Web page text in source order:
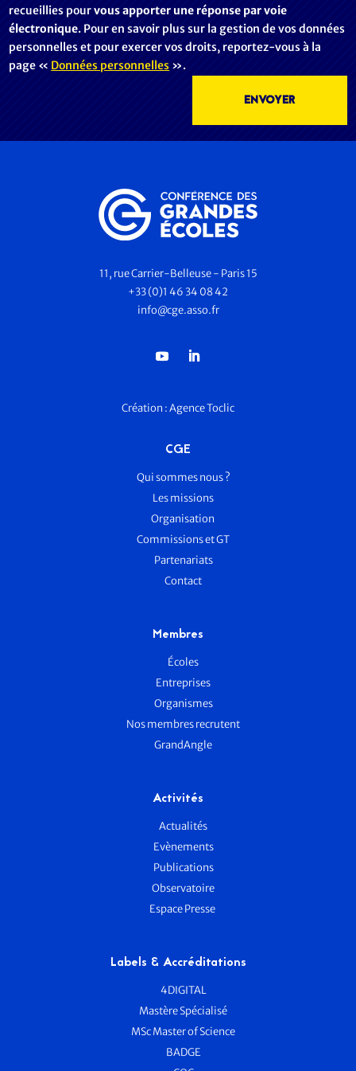
recueillies pourvous apporter une réponse par voie
électronique. Pour en savoir plus sur la gestion de vos données
personnelles et pour exercer vos droits, reportez-vous à la
page « Données personnelles ».
11, rue Carrier-Belleuse - Paris 15
+33 (0)1 46 34 08 42
info@cge.asso.fr
Création :Agence Toclic
CGE
Qui sommes nous ?
Les missions
Organisation
Commissions et GT
Partenariats
Contact
Membres
Écoles
Entreprises
Organismes
Nos membres recrutent
GrandAngle
Activités
Actualités
Evènements
Publications
Observatoire
Espace Presse
Labels & Accréditations
4DIGITAL
Mastère Spécialisé
MSc Master of Science
BADGE